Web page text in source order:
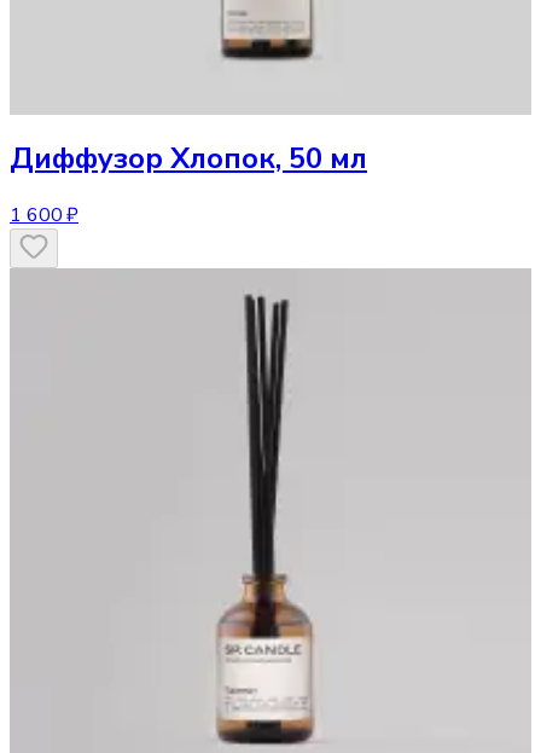
Диффузор Хлопок, 50 мл
1 600 ₽